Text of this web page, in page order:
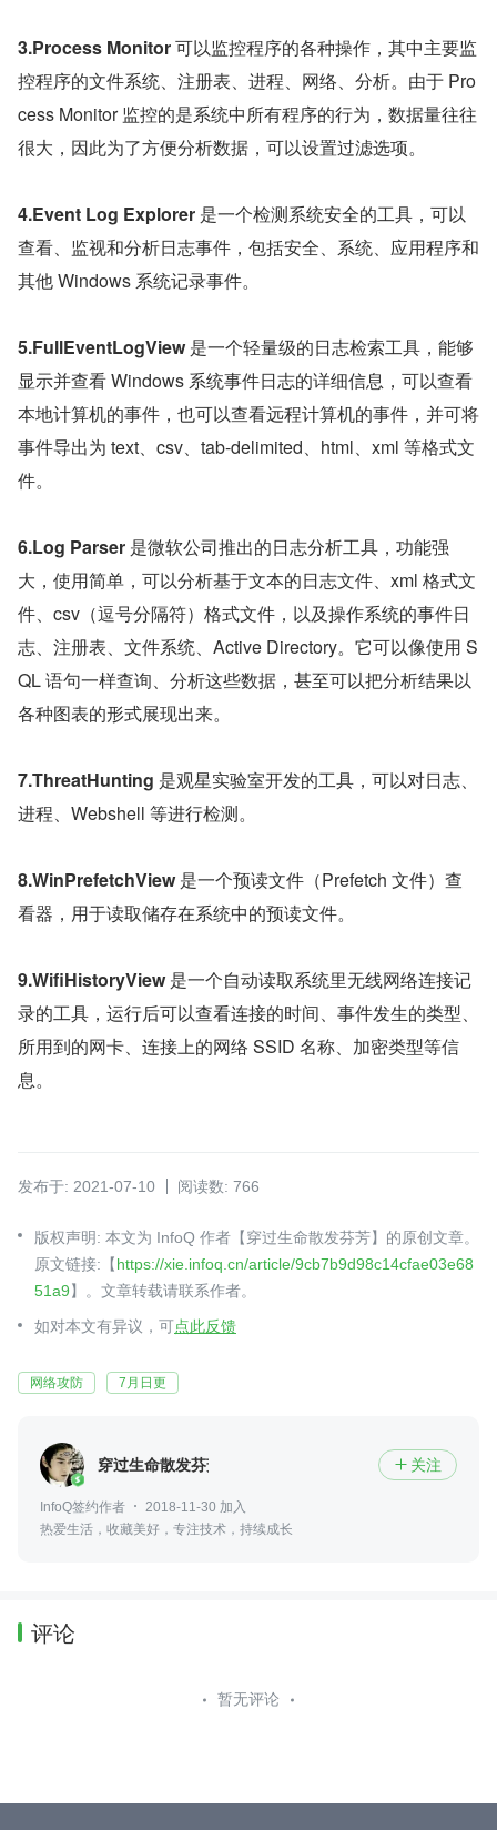
3.Process Monitor 可以监控程序的各种操作，其中主要监
控程序的文件系统、注册表、进程、网络、分析。由于 Pro
cess Monitor 监控的是系统中所有程序的行为，数据量往往
很大，因此为了方便分析数据，可以设置过滤选项。
4.Event Log Explorer 是一个检测系统安全的工具，可以
查看、监视和分析日志事件，包括安全、系统、应用程序和
其他 Windows 系统记录事件。
5.FullEventLogView 是一个轻量级的日志检索工具，能够
显示并查看 Windows 系统事件日志的详细信息，可以查看
本地计算机的事件，也可以查看远程计算机的事件，并可将
事件导出为 text、csv、tab-delimited、html、xml 等格式文
件。
6.Log Parser 是微软公司推出的日志分析工具，功能强
大，使用简单，可以分析基于文本的日志文件、xml 格式文
件、csv（逗号分隔符）格式文件，以及操作系统的事件日
志、注册表、文件系统、Active Directory。它可以像使用 S
QL 语句一样查询、分析这些数据，甚至可以把分析结果以
各种图表的形式展现出来。
7.ThreatHunting 是观星实验室开发的工具，可以对日志、
进程、Webshell 等进行检测。
8.WinPrefetchView 是一个预读文件（Prefetch 文件）查
看器，用于读取储存在系统中的预读文件。
9.WifiHistoryView 是一个自动读取系统里无线网络连接记
录的工具，运行后可以查看连接的时间、事件发生的类型、
所用到的网卡、连接上的网络 SSID 名称、加密类型等信
息。
发布于: 2021-07-10 阅读数: 766
版权声明: 本文为 InfoQ 作者【穿过生命散发芬芳】的原创文章。
原文链接:【https://xie.infoq.cn/article/9cb7b9d98c14cfae03e68
51a9】。文章转载请联系作者。
如对本文有异议，可点此反馈
网络攻防 7月日更
穿过生命散发芬芳  关注
InfoQ签约作者
2018-11-30 加入
热爱生活，收藏美好，专注技术，持续成长
评论
暂无评论